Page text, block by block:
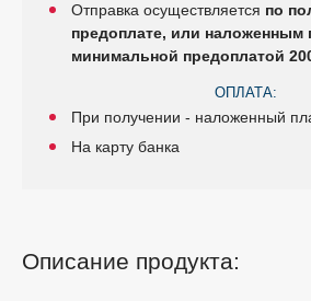
Отправка осуществляется по
предоплате, или наложенным
минимальной предоплатой
ОПЛАТА:
При получении - наложенный
На карту банка
Описание продукта: